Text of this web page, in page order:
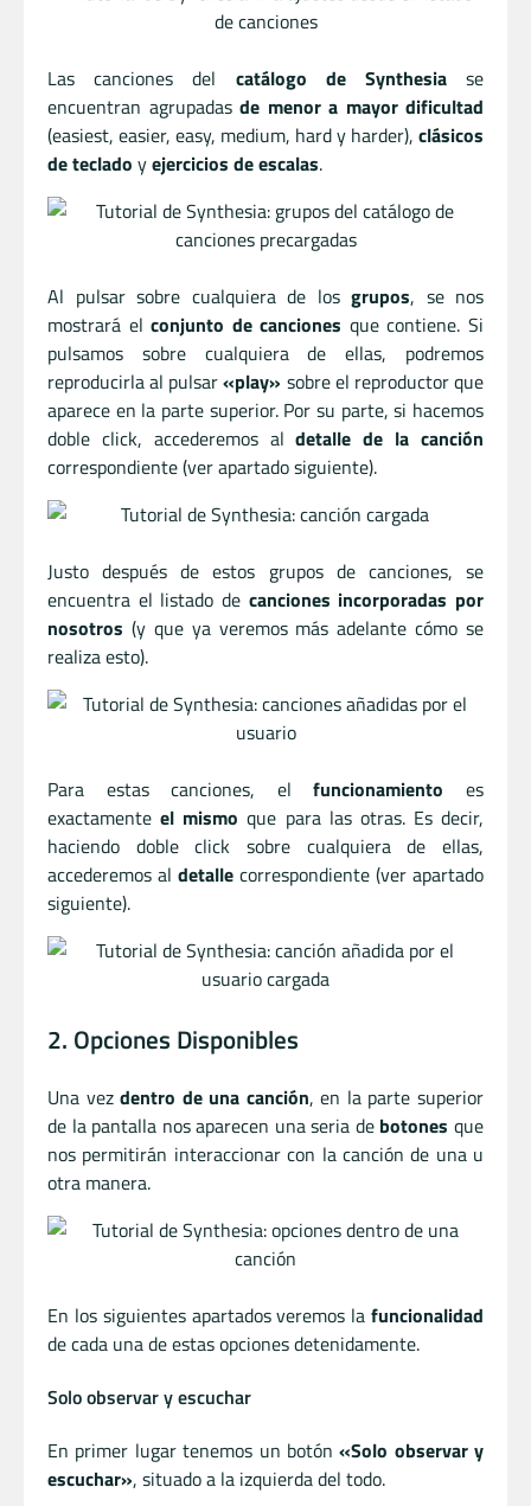
Las canciones del catálogo de Synthesiase
encuentran agrupadas de menor a mayor dificultad
(easiest, easier, easy, medium, hard y harder), clásicos
de teclado yejercicios de escalas.
Al pulsar sobre cualquiera de los grupos, se nos
mostrará elconjunto de canciones que contiene. Si
pulsamos sobre cualquiera de ellas, podremos
reproducirla al pulsar«play» sobre el reproductor que
aparece en la parte superior. Por su parte, si hacemos
doble click, accederemos aldetalle de la canción
correspondiente (ver apartado siguiente).
Justo después de estos grupos de canciones, se
encuentra el listado de canciones incorporadas por
nosotros (y que ya veremos más adelante cómo se
realiza esto).
Para estas canciones, elfuncionamiento es
exactamenteel mismo que para las otras. Es decir,
haciendo doble click sobre cualquiera de ellas,
accederemos al detalle correspondiente (ver apartado
siguiente).
2. Opciones Disponibles
Una vezdentro de una canción, en la parte superior
de la pantalla nos aparecen una seria de botones que
nos permitirán interaccionar con la canción de una u
otra manera.
En los siguientes apartados veremos la funcionalidad
de cada una de estas opciones detenidamente.
Solo observar y escuchar
En primer lugar tenemos un botón«Solo observar y
escuchar», situado a la izquierda del todo.